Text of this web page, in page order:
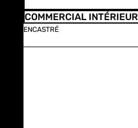
COMMERCIAL INTÉRIEUR
ENCASTRÉ